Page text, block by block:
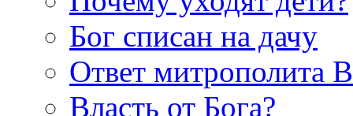
Бог списан на дачу
Ответ митрополита
Власть от Бога?